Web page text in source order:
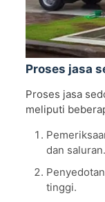
Proses jasa
Proses jasa
meliputi
dan saluran.
tinggi.